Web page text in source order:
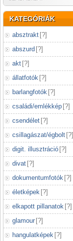
KATEGÓRIÁK
absztrakt [?]
abszurd [?]
akt [?]
állatfotók [?]
barlangfotók [?]
családi/emlékkép [?]
csendélet [?]
csillagászat/égbolt [?]
digit. illusztráció [?]
divat [?]
dokumentumfotók [?]
életképek [?]
elkapott pillanatok [?]
glamour [?]
hangulatképek [?]